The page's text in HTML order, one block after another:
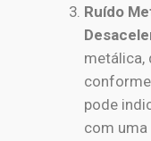
Ruído
metálica,
pode
com